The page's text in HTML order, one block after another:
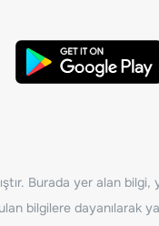
Burada yer alan
bilgilere dayanılarak